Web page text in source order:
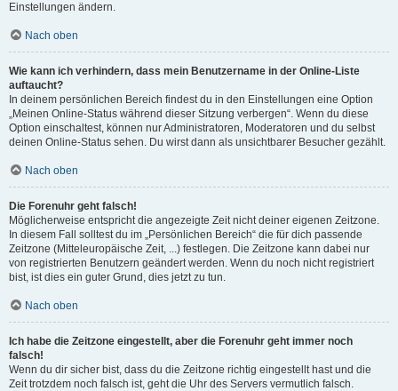
Einstellungen ändern.
Nach oben
Wie kann ich verhindern, dass mein Benutzername in der Online-Liste
auftaucht?
In deinem persönlichen Bereich findest du in den Einstellungen eine Option
„Meinen Online-Status während dieser Sitzung verbergen“. Wenn du diese
Option einschaltest, können nur Administratoren, Moderatoren und du selbst
deinen Online-Status sehen. Du wirst dann als unsichtbarer Besucher gezählt.
Nach oben
Die Forenuhr geht falsch!
Möglicherweise entspricht die angezeigte Zeit nicht deiner eigenen Zeitzone.
In diesem Fall solltest du im „Persönlichen Bereich“ die für dich passende
Zeitzone (Mitteleuropäische Zeit, ...) festlegen. Die Zeitzone kann dabei nur
von registrierten Benutzern geändert werden. Wenn du noch nicht registriert
bist, ist dies ein guter Grund, dies jetzt zu tun.
Nach oben
Ich habe die Zeitzone eingestellt, aber die Forenuhr geht immer noch
falsch!
Wenn du dir sicher bist, dass du die Zeitzone richtig eingestellt hast und die
Zeit trotzdem noch falsch ist, geht die Uhr des Servers vermutlich falsch.